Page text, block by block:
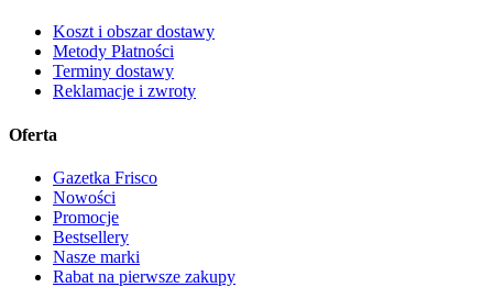
Koszt i obszar dostawy
Metody Płatności
Terminy dostawy
Reklamacje i zwroty
Oferta
Gazetka Frisco
Nowości
Promocje
Bestsellery
Nasze marki
Rabat na pierwsze zakupy